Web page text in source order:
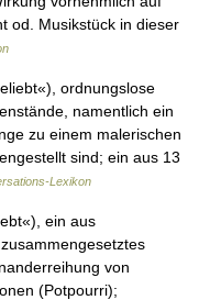
od. Musikstück in dieser
ordnungslose
namentlich ein
zu einem malerischen
sind; ein aus 13
Lexikon
ein aus
von
(Potpourri);